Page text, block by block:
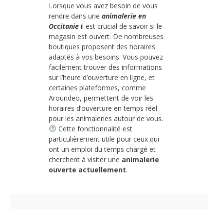
Lorsque vous avez besoin de vous
rendre dans une animalerie en
Occitanie il est crucial de savoir si le
magasin est ouvert. De nombreuses
boutiques proposent des horaires
adaptés à vos besoins. Vous pouvez
facilement trouver des informations
sur l’heure d’ouverture en ligne, et
certaines plateformes, comme
Aroundeo, permettent de voir les
horaires d’ouverture en temps réel
pour les animaleries autour de vous.
Cette fonctionnalité est
particulièrement utile pour ceux qui
ont un emploi du temps chargé et
cherchent à visiter une animalerie
ouverte actuellement.